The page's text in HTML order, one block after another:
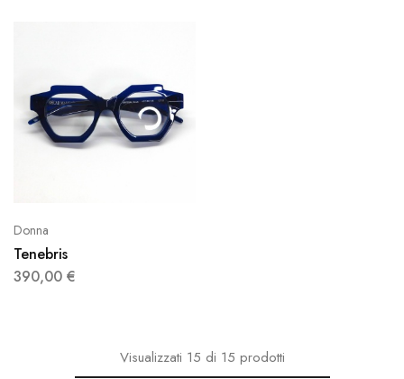
Donna
Tenebris
390,00 €
Visualizzati 15 di 15 prodotti